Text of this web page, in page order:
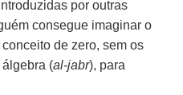
por outras
consegue imaginar o
de zero, sem os
(al-jabr), para